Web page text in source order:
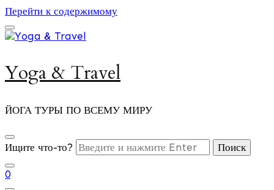
Перейти к содержимому
Yoga & Travel
ЙОГА ТУРЫ ПО ВСЕМУ МИРУ
Ищите что-то?
0